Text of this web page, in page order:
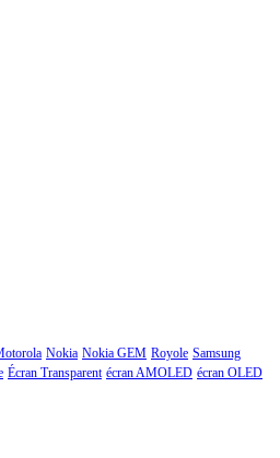
Nokia Nokia GEM Royole Samsung
Écran Transparent écran AMOLED écran OLED